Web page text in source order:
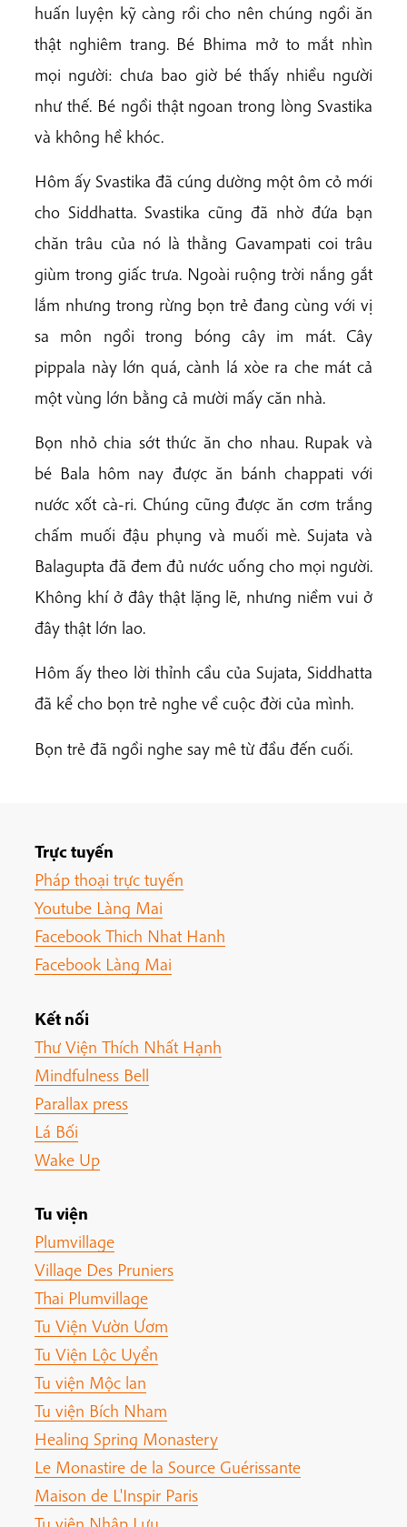
huấn luyện kỹ càng rồi cho nên chúng ngồi ăn
thật nghiêm trang. Bé Bhima mở to mắt nhìn
mọi người: chưa bao giờ bé thấy nhiều người
như thế. Bé ngồi thật ngoan trong lòng Svastika
và không hề khóc.
Hôm ấy Svastika đã cúng dường một ôm cỏ mới
cho Siddhatta. Svastika cũng đã nhờ đứa bạn
chăn trâu của nó là thằng Gavampati coi trâu
giùm trong giấc trưa. Ngoài ruộng trời nắng gắt
lắm nhưng trong rừng bọn trẻ đang cùng với vị
sa môn ngồi trong bóng cây im mát. Cây
pippala này lớn quá, cành lá xòe ra che mát cả
một vùng lớn bằng cả mười mấy căn nhà.
Bọn nhỏ chia sớt thức ăn cho nhau. Rupak và
bé Bala hôm nay được ăn bánh chappati với
nước xốt cà-ri. Chúng cũng được ăn cơm trắng
chấm muối đậu phụng và muối mè. Sujata và
Balagupta đã đem đủ nước uống cho mọi người.
Không khí ở đây thật lặng lẽ, nhưng niềm vui ở
đây thật lớn lao.
Hôm ấy theo lời thỉnh cầu của Sujata, Siddhatta
đã kể cho bọn trẻ nghe về cuộc đời của mình.
Bọn trẻ đã ngồi nghe say mê từ đầu đến cuối.
Trực tuyến
Pháp thoại trực tuyến
Youtube Làng Mai
Facebook Thich Nhat Hanh
Facebook Làng Mai
Kết nối
Thư Viện Thích Nhất Hạnh
Mindfulness Bell
Parallax press
Lá Bối
Wake Up
Tu viện
Plumvillage
Village Des Pruniers
Thai Plumvillage
Tu Viện Vườn Ươm
Tu Viện Lộc Uyển
Tu viện Mộc lan
Tu viện Bích Nham
Healing Spring Monastery
Le Monastire de la Source Guérissante
Maison de L'Inspir Paris